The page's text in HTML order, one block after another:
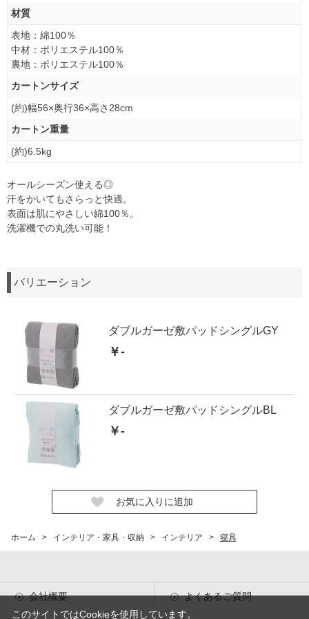
材質
表地：綿100％
中材：ポリエステル100％
裏地：ポリエステル100％
カートンサイズ
(約)幅56×奥行36×高さ28cm
カートン重量
(約)6.5kg
オールシーズン使える◎
汗をかいてもさらっと快適。
表面は肌にやさしい綿100％。
洗濯機での丸洗い可能！
バリエーション
ダブルガーゼ敷パッドシングルGY
￥-
ダブルガーゼ敷パッドシングルBL
￥-
ホーム > インテリア・家具・収納 > インテリア > 寝具
会社概要
よくあるご質問
このサイトではCookieを使用しています。